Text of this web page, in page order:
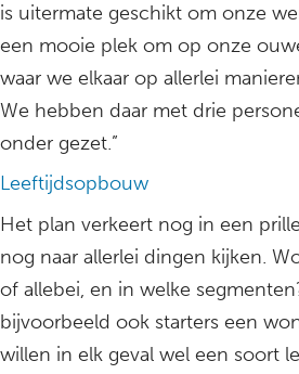
is uitermate geschikt om onze
een mooie plek om op onze
waar we elkaar op allerlei
We hebben daar met drie
onder gezet.”
Leeftijdsopbouw
Het plan verkeert nog in een
nog naar allerlei dingen kijken.
of allebei, en in welke
bijvoorbeeld ook starters een
willen in elk geval wel een soort